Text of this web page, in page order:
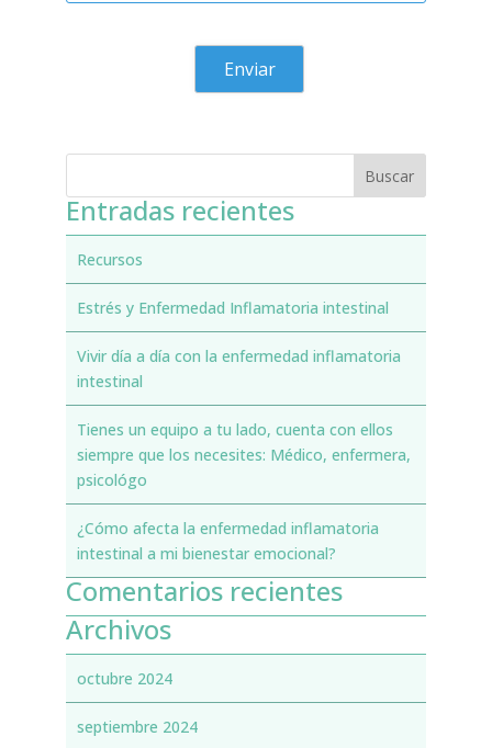
Entradas recientes
Recursos
Estrés y Enfermedad Inflamatoria intestinal
Vivir día a día con la enfermedad inflamatoria
intestinal
Tienes un equipo a tu lado, cuenta con ellos
siempre que los necesites: Médico, enfermera,
psicológo
¿Cómo afecta la enfermedad inflamatoria
intestinal a mi bienestar emocional?
Comentarios recientes
Archivos
octubre 2024
septiembre 2024